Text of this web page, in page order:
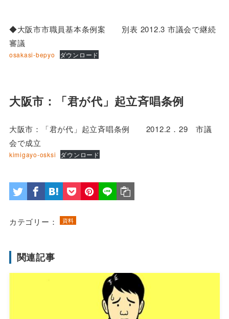
◆大阪市市職員基本条例案 別表 2012.3 市議会で継続
審議
osakasi-bepyo ダウンロード
大阪市：「君が代」起立斉唱条例
大阪市：「君が代」起立斉唱条例 2012.2．29 市議
会で成立
kimigayo-osksi ダウンロード
カテゴリー： 資料
関連記事